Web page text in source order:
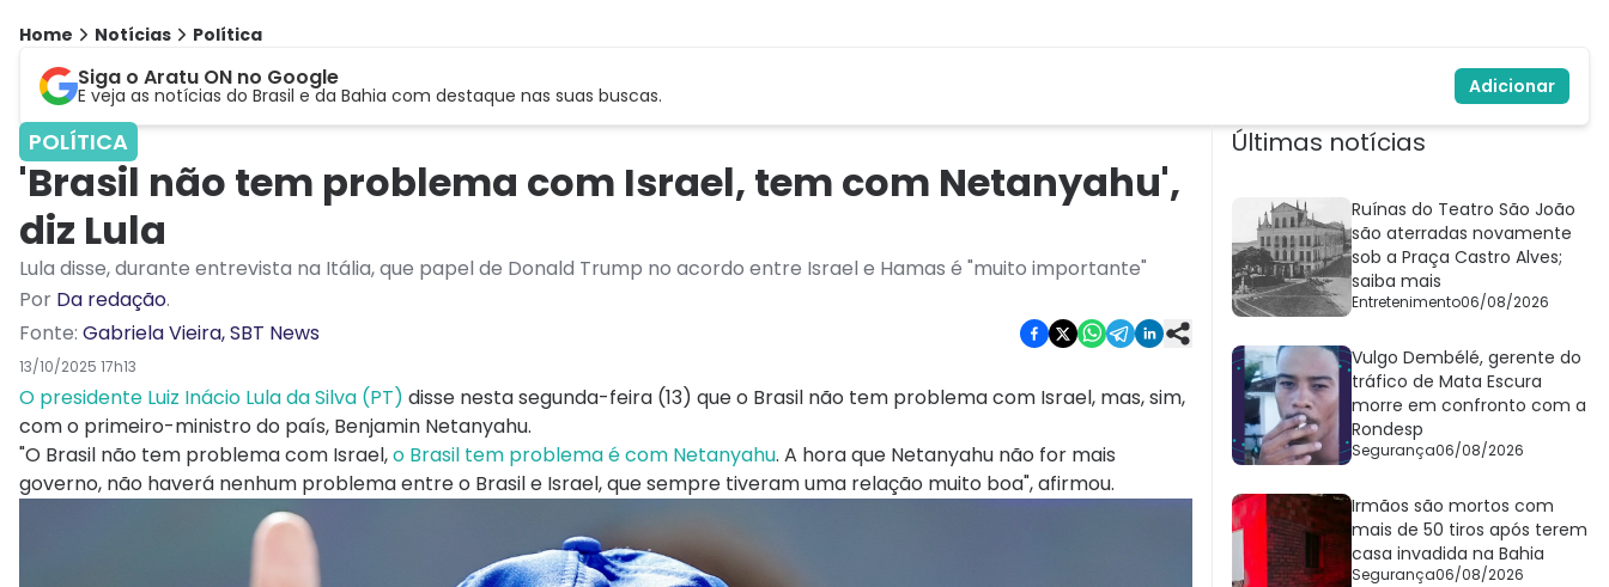
Home Notícias Política
Siga o Aratu ON no Google
E veja as notícias do Brasil e da Bahia com destaque nas suas buscas. Adicionar
POLÍTICA
'Brasil não tem problema com Israel, tem com Netanyahu',
diz Lula
Lula disse, durante entrevista na Itália, que papel de Donald Trump no acordo entre Israel e Hamas é "muito importante"
Por Da redação.
Fonte: Gabriela Vieira, SBT News
13/10/2025 17h13
O presidente Luiz Inácio Lula da Silva (PT) disse nesta segunda-feira (13) que o Brasil não tem problema com Israel, mas, sim,
com o primeiro-ministro do país, Benjamin Netanyahu.
"O Brasil não tem problema com Israel,o Brasil tem problema é com Netanyahu. A hora que Netanyahu não for mais
governo, não haverá nenhum problema entre o Brasil e Israel, que sempre tiveram uma relação muito boa", afirmou.
Últimas notícias
Ruínas do Teatro São João
são aterradas novamente
sob a Praça Castro Alves;
saiba mais
Entretenimento06/08/2026
Vulgo Dembélé, gerente do
tráfico de Mata Escura
morre em confronto com a
Rondesp
Segurança06/08/2026
Irmãos são mortos com
mais de 50 tiros após terem
casa invadida na Bahia
Segurança06/08/2026